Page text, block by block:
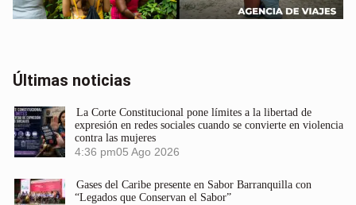
Últimas noticias
La Corte Constitucional pone límites a la libertad de
expresión en redes sociales cuando se convierte en violencia
contra las mujeres
4:36 pm05 Ago 2026
Gases del Caribe presente en Sabor Barranquilla con
“Legados que Conservan el Sabor”